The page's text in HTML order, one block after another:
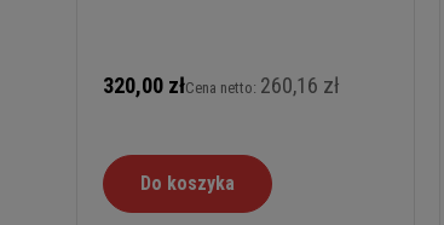
320,00 złCena netto: 260,16 zł
Do koszyka